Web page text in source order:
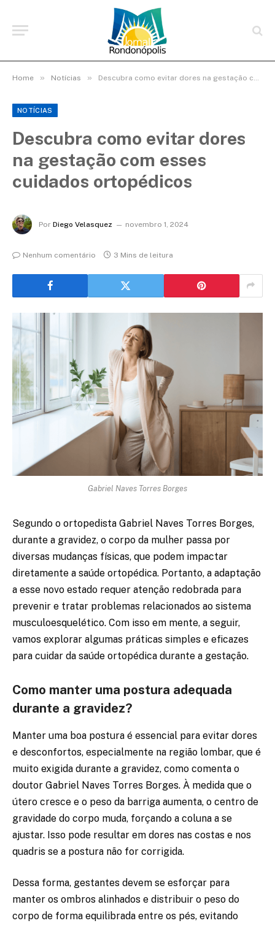
Home » Notícias » Descubra como evitar dores na gestação com esses cuidados ortopédicos
NOTÍCIAS
Descubra como evitar dores
na gestação com esses
cuidados ortopédicos
Por Diego Velasquez novembro 1, 2024
Nenhum comentário 3 Mins de leitura
Gabriel Naves Torres Borges
Segundo o ortopedista Gabriel Naves Torres Borges,
durante a gravidez, o corpo da mulher passa por
diversas mudanças físicas, que podem impactar
diretamente a saúde ortopédica. Portanto, a adaptação
a esse novo estado requer atenção redobrada para
prevenir e tratar problemas relacionados ao sistema
musculoesquelético. Com isso em mente, a seguir,
vamos explorar algumas práticas simples e eficazes
para cuidar da saúde ortopédica durante a gestação.
Como manter uma postura adequada
durante a gravidez?
Manter uma boa postura é essencial para evitar dores
e desconfortos, especialmente na região lombar, que é
muito exigida durante a gravidez, como comenta o
doutor Gabriel Naves Torres Borges. À medida que o
útero cresce e o peso da barriga aumenta, o centro de
gravidade do corpo muda, forçando a coluna a se
ajustar. Isso pode resultar em dores nas costas e nos
quadris se a postura não for corrigida.
Dessa forma, gestantes devem se esforçar para
manter os ombros alinhados e distribuir o peso do
corpo de forma equilibrada entre os pés, evitando